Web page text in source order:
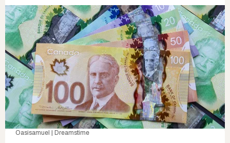
Oasisamuel | Dreamstime